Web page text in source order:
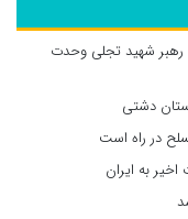
رهبر شهید تجلی وحدت
دشتی
در راه است
به ایران